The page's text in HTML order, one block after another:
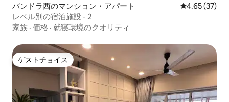
バンドラ西のマンション・アパート レビュー37
4.65 (37)
レベル別の宿泊施設 - 2
家族 · 価格 · 就寝環境のクオリティ
ゲストチョイス
ゲストチョイス